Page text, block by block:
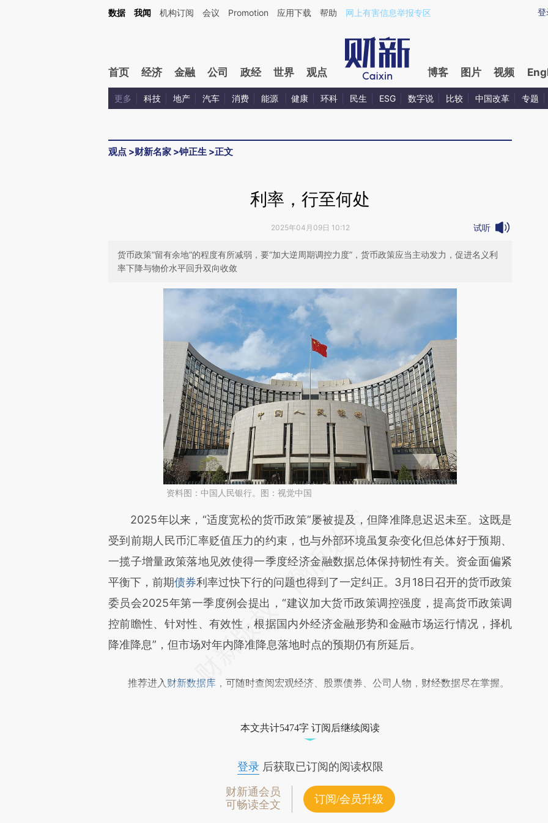
登
数据 我闻 机构订阅 会议 Promotion 应用下载 帮助 网上有害信息举报专区
首页 经济 金融 公司 政经 世界 观点 博客 图片 视频
更多 科技 地产 汽车 消费 能源 健康 环科 民生 ESG 数字说 比较 中国改革 专题
观点 >财新名家 >钟正生 >正文
利率，行至何处
2025年04月09日 10:12 试听
货币政策“留有余地”的程度有所减弱，要“加大逆周期调控力度”，货币政策应当主动发力，促进名义利
率下降与物价水平回升双向收敛
资料图：中国人民银行。图：视觉中国
2025年以来，“适度宽松的货币政策”屡被提及，但降准降息迟迟未至。这既是
受到前期人民币汇率贬值压力的约束，也与外部环境虽复杂变化但总体好于预期、
一揽子增量政策落地见效使得一季度经济金融数据总体保持韧性有关。资金面偏紧
平衡下，前期债券利率过快下行的问题也得到了一定纠正。3月18日召开的货币政策
委员会2025年第一季度例会提出，“建议加大货币政策调控强度，提高货币政策调
控前瞻性、针对性、有效性，根据国内外经济金融形势和金融市场运行情况，择机
降准降息”，但市场对年内降准降息落地时点的预期仍有所延后。
推荐进入 财新数据库 ，可随时查阅宏观经济、股票债券、公司人物，财经数据尽在掌握。
本文共计5474字 订阅后继续阅读
登录后获取已订阅的阅读权限
财新通会员
可畅读全文
订阅/会员升级